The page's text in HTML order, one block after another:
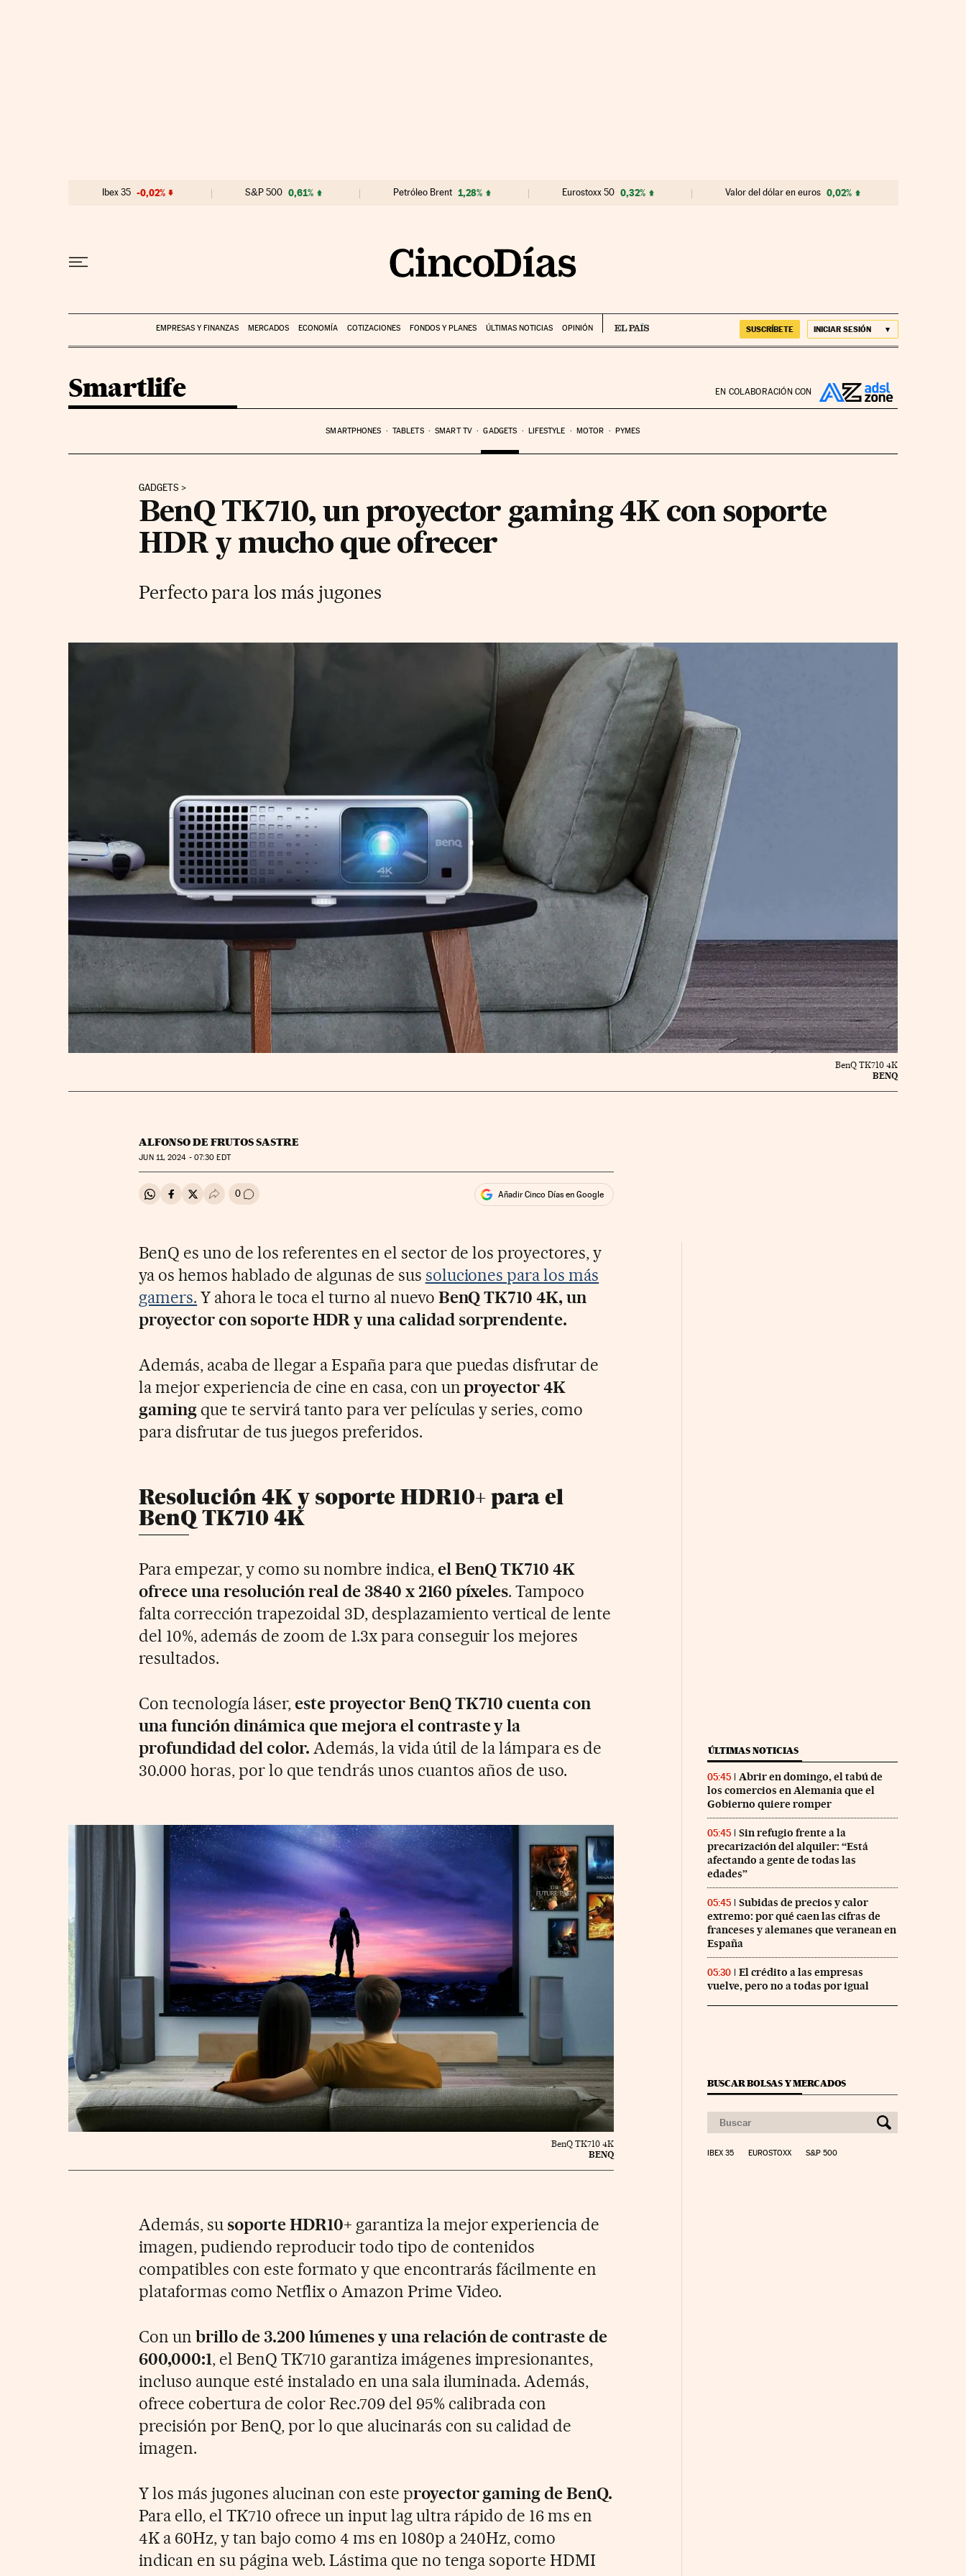
Ibex 35 -0,02% S&P 500 0,61% Petróleo Brent 1,28% Eurostoxx 50 0,32% Valor del dólar en euros 0,02%
EMPRESAS Y FINANZAS MERCADOS ECONOMÍA COTIZACIONES FONDOS Y PLANES ÚLTIMAS NOTICIAS OPINIÓN SUSCRÍBETE INICIAR SESIÓN
EN COLABORACIÓN CON
Smartlife
SMARTPHONES TABLETS SMART TV GADGETS LIFESTYLE MOTOR PYMES
GADGETS
BenQ TK710, un proyector gaming 4K con soporte
HDR y mucho que ofrecer
Perfecto para los más jugones
BenQ TK710 4K
BENQ
ALFONSO DE FRUTOS SASTRE
JUN 11, 2024 - 07:30 EDT
Compartir en Whatsapp
Compartir en Facebook
Compartir en Twitter
Desplegar Redes Sociales
0 Ir a los comentarios Añadir Cinco Días en Google
BenQ es uno de los referentes en el sector de los proyectores, y
ya os hemos hablado de algunas de sus soluciones para los más
gamers. Y ahora le toca el turno al nuevo BenQ TK710 4K, un
proyector con soporte HDR y una calidad sorprendente.
Además, acaba de llegar a España para que puedas disfrutar de
la mejor experiencia de cine en casa, con unproyector 4K
gaming que te servirá tanto para ver películas y series, como
para disfrutar de tus juegos preferidos.
Resolución 4K y soporte HDR10+ para el
BenQ TK710 4K
Para empezar, y como su nombre indica,el BenQ TK710 4K
ofrece una resolución real de 3840 x 2160 píxeles. Tampoco
falta corrección trapezoidal 3D, desplazamiento vertical de lente
del 10%, además de zoom de 1.3x para conseguir los mejores
resultados.
Con tecnología láser,este proyector BenQ TK710 cuenta con
una función dinámica que mejora el contraste y la
profundidad del color. Además, la vida útil de la lámpara es de
30.000 horas, por lo que tendrás unos cuantos años de uso.
BenQ TK710 4K
BENQ
Además, susoporte HDR10+ garantiza la mejor experiencia de
imagen, pudiendo reproducir todo tipo de contenidos
compatibles con este formato y que encontrarás fácilmente en
plataformas como Netflix o Amazon Prime Video.
Con unbrillo de 3.200 lúmenes y una relación de contraste de
600,000:1, el BenQ TK710 garantiza imágenes impresionantes,
incluso aunque esté instalado en una sala iluminada. Además,
ofrece cobertura de color Rec.709 del 95% calibrada con
precisión por BenQ, por lo que alucinarás con su calidad de
imagen.
Y los más jugones alucinan con este proyector gaming de BenQ.
Para ello, el TK710 ofrece un input lag ultra rápido de 16 ms en
4K a 60Hz, y tan bajo como 4 ms en 1080p a 240Hz, como
indican en su página web. Lástima que no tenga soporte HDMI
ÚLTIMAS NOTICIAS
05:45
Abrir en domingo, el tabú de
los comercios en Alemania que el
Gobierno quiere romper
05:45
Sin refugio frente a la
precarización del alquiler: “Está
afectando a gente de todas las
edades”
05:45
Subidas de precios y calor
extremo: por qué caen las cifras de
franceses y alemanes que veranean en
España
05:30
El crédito a las empresas
vuelve, pero no a todas por igual
BUSCAR BOLSAS Y MERCADOS
IBEX 35 EUROSTOXX S&P 500